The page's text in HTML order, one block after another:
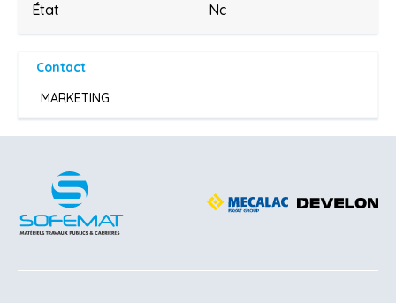
État Nc
Contact
MARKETING